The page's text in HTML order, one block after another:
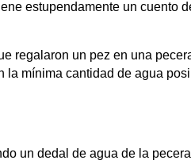
estupendamente un cuento
regalaron un pez en una
la mínima cantidad de agua
un dedal de agua de la